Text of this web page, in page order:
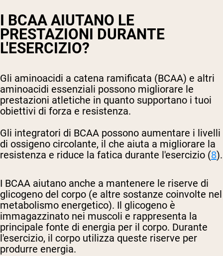
I BCAA AIUTANO LE
PRESTAZIONI DURANTE
L'ESERCIZIO?
Gli aminoacidi a catena ramificata (BCAA) e altri
aminoacidi essenziali possono migliorare le
prestazioni atletiche in quanto supportano i tuoi
obiettivi di forza e resistenza.
Gli integratori di BCAA possono aumentare i livelli
di ossigeno circolante, il che aiuta a migliorare la
resistenza e riduce la fatica durante l'esercizio (8).
I BCAA aiutano anche a mantenere le riserve di
glicogeno del corpo (e altre sostanze coinvolte nel
metabolismo energetico). Il glicogeno è
immagazzinato nei muscoli e rappresenta la
principale fonte di energia per il corpo. Durante
l'esercizio, il corpo utilizza queste riserve per
produrre energia.